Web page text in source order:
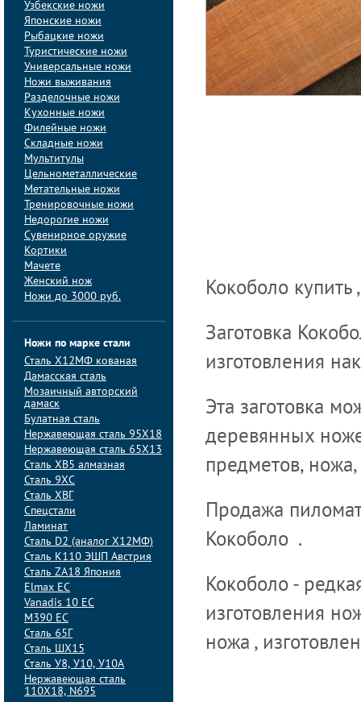
Узбекские ножи
Японские ножи
Рыбацкие ножи
Туристические ножи
Универсальные ножи
Ножи выживания
Разделочные ножи
Кухонные ножи
Филейные ножи
Складные ножи
Мультитулы
Цельнометаллические
Метательные ножи
Тренировочные ножи
Недорогие ножи
Сувенирное оружие
Кортики
Мачете
Женский нож
Ножи до 3000 руб.
Ножи по марке стали
Сталь Х12МФ кованая
Дамасская сталь
Мозаичный авторский
дамаск
Булатная сталь
Нержавеющая сталь 95Х18
Нержавеющая сталь 65Х13
Сталь ХВ5 алмазная
Сталь 9ХС
Сталь ХВГ
Спецстали
Ламинат
Сталь D2 (аналог Х12МФ)
Сталь K110 ЭШП Австрия
Сталь ZA18 Япония
Elmax ЕС
Vanadis 10 ЕС
M390 ЕС
Сталь 65Г
Сталь ШХ15
Сталь У8, У10, У10А
Нержавеющая сталь
110Х18, N695
Кокоболо купить
Заготовка
изготовления
Эта заготовка
деревянных
предметов,
Продажа
Кокоболо .
Кокоболо -
изготовления
ножа ,